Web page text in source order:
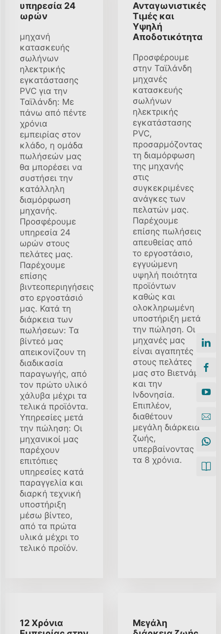
υπηρεσία 24
ωρών
μηχανή
κατασκευής
σωλήνων
ηλεκτρικής
εγκατάστασης
PVC για την
Ταϊλάνδη: Με
πάνω από πέντε
χρόνια
εμπειρίας στον
κλάδο, η ομάδα
πωλήσεών μας
θα μπορέσει να
συστήσει την
κατάλληλη
διαμόρφωση
μηχανής.
Προσφέρουμε
υπηρεσία 24
ωρών στους
πελάτες μας.
Παρέχουμε
επίσης
βιντεοπεριηγήσεις
στο εργοστάσιό
μας. Κατά τη
διάρκεια των
πωλήσεων: Τα
βίντεό μας
απεικονίζουν τη
διαδικασία
παραγωγής, από
τον πρώτο υλικό
χάλυβα μέχρι τα
τελικά προϊόντα.
Υπηρεσίες μετά
την πώληση: Οι
μηχανικοί μας
παρέχουν
επιτόπιες
υπηρεσίες κατά
παραγγελία και
διαρκή τεχνική
υποστήριξη
μέσω βίντεο,
από τα πρώτα
υλικά μέχρι το
τελικό προϊόν.
Ανταγωνιστικές
Τιμές και
Υψηλή
Αποδοτικότητα
Προσφέρουμε
στην Ταϊλάνδη
μηχανές
κατασκευής
σωλήνων
ηλεκτρικής
εγκατάστασης
PVC,
προσαρμόζοντας
τη διαμόρφωση
της μηχανής
στις
συγκεκριμένες
ανάγκες των
πελατών μας.
Παρέχουμε
επίσης πωλήσεις
απευθείας από
το εργοστάσιο,
εγγυώμενη
υψηλή ποιότητα
προϊόντων
καθώς και
ολοκληρωμένη
υποστήριξη μετά
την πώληση. Οι
μηχανές μας
είναι αγαπητές
στους πελάτες
μας στο Βιετνάμ
και την
Ινδονησία.
Επιπλέον,
διαθέτουν
μεγάλη διάρκεια
ζωής,
υπερβαίνοντας
τα 8 χρόνια.
12 Χρόνια
Μεγάλη